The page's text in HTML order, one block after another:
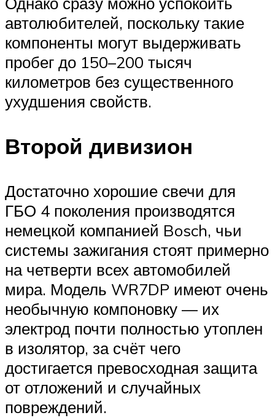
автолюбителей, поскольку такие
компоненты могут выдерживать
пробег до 150–200 тысяч
километров без существенного
ухудшения свойств.
Второй дивизион
Достаточно хорошие свечи для
ГБО 4 поколения производятся
немецкой компанией Bosch, чьи
системы зажигания стоят примерно
на четверти всех автомобилей
мира. Модель WR7DP имеют очень
необычную компоновку — их
электрод почти полностью утоплен
в изолятор, за счёт чего
достигается превосходная защита
от отложений и случайных
повреждений.